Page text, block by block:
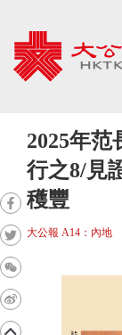
2025年
行之8/見
穫豐
大公報 A14：內地